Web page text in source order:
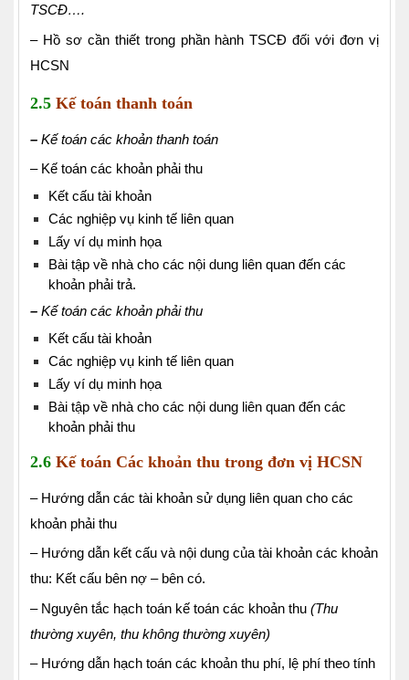
TSCĐ….
– Hồ sơ cần thiết trong phần hành TSCĐ đối với đơn vị
HCSN
2.5 Kế toán thanh toán
– Kế toán các khoản thanh toán
– Kế toán các khoản phải thu
Kết cấu tài khoản
Các nghiệp vụ kinh tế liên quan
Lấy ví dụ minh họa
Bài tập về nhà cho các nội dung liên quan đến các
khoản phải trả.
– Kế toán các khoản phải thu
Kết cấu tài khoản
Các nghiệp vụ kinh tế liên quan
Lấy ví dụ minh họa
Bài tập về nhà cho các nội dung liên quan đến các
khoản phải thu
2.6 Kế toán Các khoản thu trong đơn vị HCSN
– Hướng dẫn các tài khoản sử dụng liên quan cho các
khoản phải thu
– Hướng dẫn kết cấu và nội dung của tài khoản các khoản
thu: Kết cấu bên nợ – bên có.
– Nguyên tắc hạch toán kế toán các khoản thu (Thu
thường xuyên, thu không thường xuyên)
– Hướng dẫn hạch toán các khoản thu phí, lệ phí theo tính